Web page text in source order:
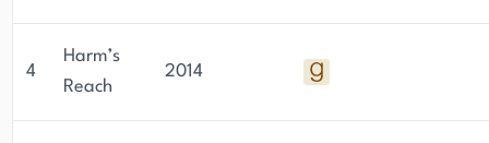
4
Harm’s
Reach
2014